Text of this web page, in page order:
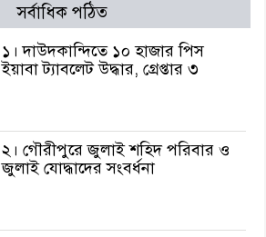
সর্বাধিক পঠিত
১। দাউদকান্দিতে ১০ হাজার পিস
ইয়াবা ট্যাবলেট উদ্ধার, গ্রেপ্তার ৩
২। গৌরীপুরে জুলাই শহিদ পরিবার ও
জুলাই যোদ্ধাদের সংবর্ধনা